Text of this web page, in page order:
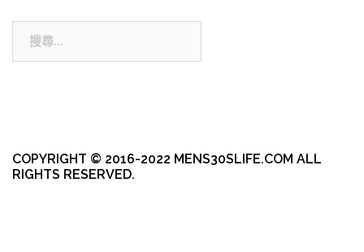
COPYRIGHT © 2016-2022 MENS30SLIFE.COM ALL
RIGHTS RESERVED.